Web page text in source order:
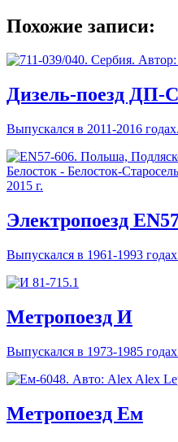
Похожие записи:
Дизель-поезд ДП-С
Выпускался в 2011-2016
Электропоезд
Выпускался в 1961-1993
Метропоезд И
Выпускался в 1973-1985
Метропоезд Ем